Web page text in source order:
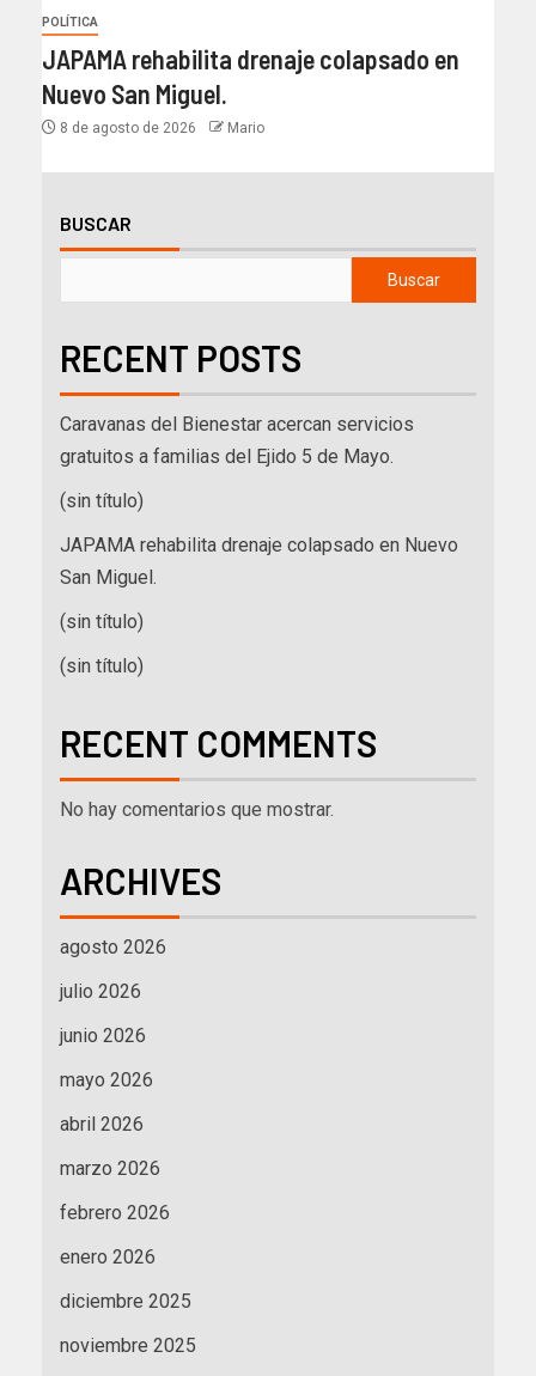
POLÍTICA
JAPAMA rehabilita drenaje colapsado en
Nuevo San Miguel.
8 de agosto de 2026 Mario
BUSCAR
Buscar
RECENT POSTS
Caravanas del Bienestar acercan servicios
gratuitos a familias del Ejido 5 de Mayo.
(sin título)
JAPAMA rehabilita drenaje colapsado en Nuevo
San Miguel.
(sin título)
(sin título)
RECENT COMMENTS
No hay comentarios que mostrar.
ARCHIVES
agosto 2026
julio 2026
junio 2026
mayo 2026
abril 2026
marzo 2026
febrero 2026
enero 2026
diciembre 2025
noviembre 2025